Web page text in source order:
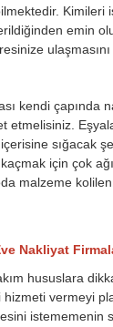
Kimileri
emin
kendi çapında
için çok
malzeme
Nakliyat
hususlara
vermeyi
istememenin